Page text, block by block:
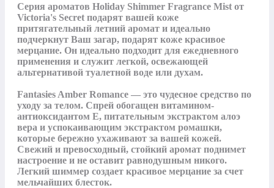
Серия ароматов Holiday Shimmer Fragrance Mist от
Victoria's Secret подарят вашей коже
притягательный летний аромат и идеально
подчеркнут Ваш загар, подарят коже красивое
мерцание. Он идеально подходит для ежедневного
применения и служит легкой, освежающей
альтернативой туалетной воде или духам.
Fantasies Amber Romance — это чудесное средство по
уходу за телом. Спрей обогащен витамином-
антиоксидантом Е, питательным экстрактом алоэ
вера и успокаивающим экстрактом ромашки,
которые бережно ухаживают за вашей кожей.
Свежий и превосходный, стойкий аромат поднимет
настроение и не оставит равнодушным никого.
Легкий шиммер создает красивое мерцание за счет
мельчайших блесток.